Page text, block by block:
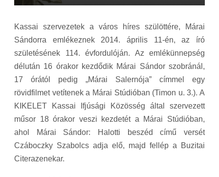
Kassai szervezetek a város híres szülöttére, Márai
Sándorra emlékeznek 2014. április 11-én, az író
születésének 114. évfordulóján. Az emlékünnepség
délután 16 órakor kezdődik Márai Sándor szobránál,
17 órától pedig „Márai Salernója” címmel egy
rövidfilmet vetítenek a Márai Stúdióban (Timon u. 3.). A
KIKELET Kassai Ifjúsági Közösség által szervezett
műsor 18 órakor veszi kezdetét a Márai Stúdióban,
ahol
Márai Sándor: Halotti beszéd című versét
Czáboczky Szabolcs adja elő, majd fellép a Buzitai
Citerazenekar.